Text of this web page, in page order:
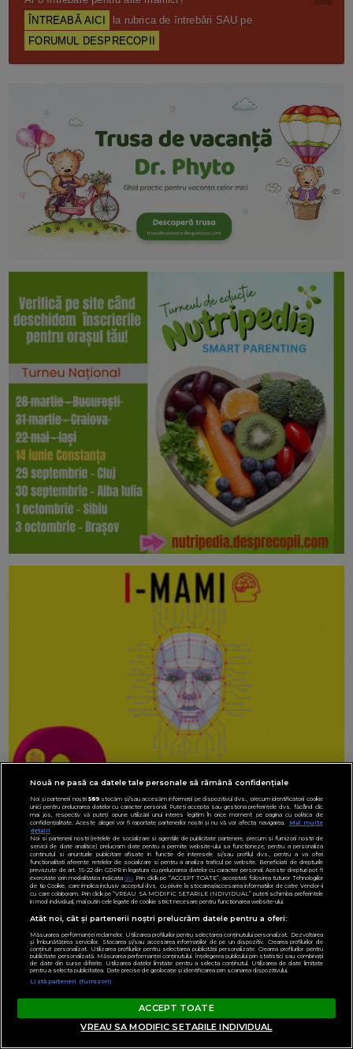
ÎNTREABĂ AICI
la rubrica de întrebări SAU pe
FORUMUL DESPRECOPII
Nouă ne pasă ca datele tale personale să rămână confidențiale
Noi și partenerii noștri589stocăm și/sau accesăm informații pe dispozitivul dvs., precum identificatorii cookie
unici pentru prelucrarea datelor cu caracter personal. Puteți accepta sau gestiona preferințele dvs. făcând clic
mai jos, respectiv vă puteți opune utilizării unui interes legitim în orice moment pe pagina cu politica de
confidențialitate. Aceste alegeri vor fi raportate partenerilor noștri și nu vă vor afecta navigarea.
Mai multe
detalii
Noi si partenerii nostri (retelele de socializare si agentiile de publicitate partenere, precum si furnizorii nostri de
servicii de date analitice) prelucram date pentru a permite website-ului sa functioneze, pentru a personaliza
continutul si anunturile publicitare afisate in functie de interesele si/sau profilul dvs., pentru a va oferi
functionalitati aferente retelelor de socializare si pentru a analiza traficul pe website. Beneficiati de drepturile
prevazute de art. 15-22 din GDPR in legatura cu prelucrarea datelor cu caracter personal. Aceste drepturi pot fi
exercitate prin modalitatea indicataaici. Prin click pe “ACCEPT TOATE”, acceptati folosirea tuturor Tehnologiilor
de tip Cookie, care implica inclusiv acceptul dvs. cu privire la stocarea/accesarea informatiilor de catre Vendor-ii
cu care colaboram. Prin click pe “VREAU SA MODIFIC SETARILE INDIVIDUAL” puteti schimba preferintele
in mod individual, mai putin cele legate de cookie strict necesare pentru functionarea website-ului.
Atât noi, cât și partenerii noștri prelucrăm datele pentru a oferi:
Măsurarea performanței reclamelor. Utilizarea profilurilor pentru selectarea conținutului personalizat. Dezvoltarea
și îmbunătățirea serviciilor. Stocarea și/sau accesarea informațiilor de pe un dispozitiv. Crearea profilurilor de
conținut personalizat. Utilizarea profilurilor pentru selectarea publicității personalizate. Crearea profilurilor pentru
publicitate personalizată. Măsurarea performanței conținutului. Înțelegerea publicului prin statistici sau combinații
de date din surse diferite. Utilizarea datelor limitate pentru a selecta conținutul. Utilizarea de date limitate
pentru a selecta publicitatea. Date precise de geolocație și identificarea prin scanarea dispozitivului.
Listă parteneri (furnizori)
ACCEPT TOATE
VREAU SA MODIFIC SETARILE INDIVIDUAL